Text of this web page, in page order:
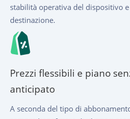
stabilità operativa del dispositivo
destinazione.
Prezzi flessibili e piano
anticipato
A seconda del tipo di